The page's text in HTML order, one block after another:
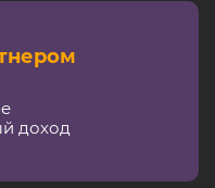
доход